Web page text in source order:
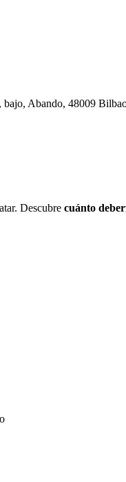
Abando, 48009
Descubre cuánto